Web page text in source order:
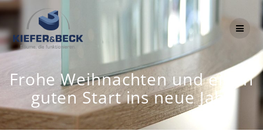
Zum
springen
Frohe Weihnachten und einen
guten Start ins neue Jahr